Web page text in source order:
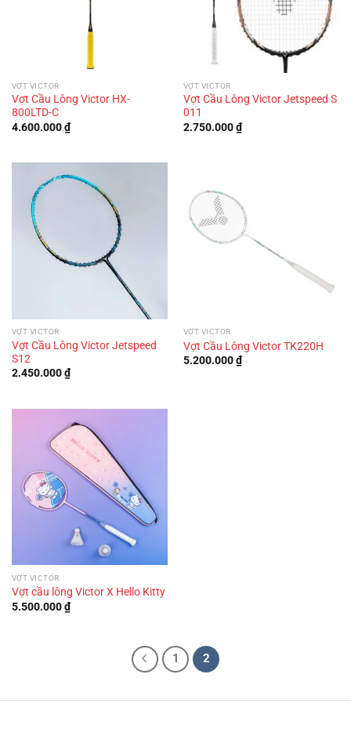
VỢT VICTOR
Vợt Cầu Lông Victor HX-
800LTD-C
4.600.000₫
VỢT VICTOR
Vợt Cầu Lông Victor Jetspeed S
011
2.750.000₫
VỢT VICTOR
Vợt Cầu Lông Victor Jetspeed
S12
2.450.000₫
VỢT VICTOR
Vợt Cầu Lông Victor TK220H
5.200.000₫
VỢT VICTOR
Vợt cầu lông Victor X Hello Kitty
5.500.000₫
1 2